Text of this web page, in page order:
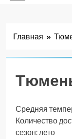
Главная
Средняя
Количество
сезон: лето